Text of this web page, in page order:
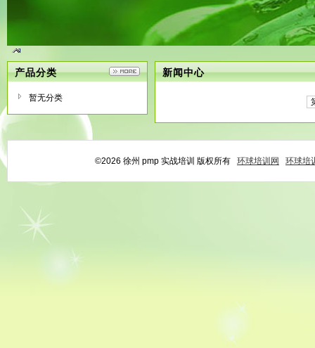
产品分类
暂无分类
新闻中心
©2026 徐州 pmp 实战培训 版权所有 环球培训网 环球培